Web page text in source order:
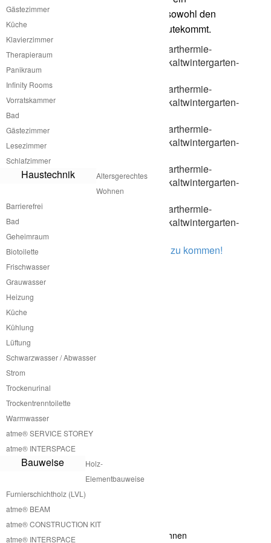
Gästezimmer
Küche
Klavierzimmer
Therapieraum
Panikraum
Infinity Rooms
Vorratskammer
Bad
Gästezimmer
Lesezimmer
Schlafzimmer
Haustechnik
Altersgerechtes
Wohnen
Barrierefrei
Bad
Geheimraum
Biotoilette
Frischwasser
Grauwasser
Heizung
Küche
Kühlung
Lüftung
Schwarzwasser / Abwasser
Strom
Trockenurinal
Trockentrenntoilette
Warmwasser
atme® SERVICE STOREY
atme® INTERSPACE
Bauweise
Holz-
Elementbauweise
Furnierschichtholz (LVL)
atme® BEAM
atme® CONSTRUCTION KIT
atme® INTERSPACE
umweltfreundliches Wohnklima, das sowohl den
Bewohnern als auch der Umwelt zugutekommt.
Hier klicken, um zurück zur Übersicht zu kommen!
SERVICE
Günstiges Fertighaus
Minimalwohnung
Minimalhaus
Kleines Fertighaus
Hersteller Tinyhaus
Hersteller Tinyhouse
Tinyhaus
Tinyhouse
One Cabin For Different Uses
Wohnkabine
Lifestyle Tinyhouse
Transportables Tinyhaus
Flexibles Fertighaus
Mehrgenerationenwohnen-Tinyhaus
Altersgerechtes Wohnen
Ressourcen schonendes Haus und Wohnen